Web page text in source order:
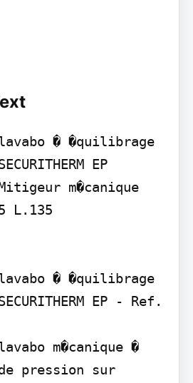
� �quilibrage
EP
m�canique
L.135
� �quilibrage
EP - Ref.
m�canique �
pression sur